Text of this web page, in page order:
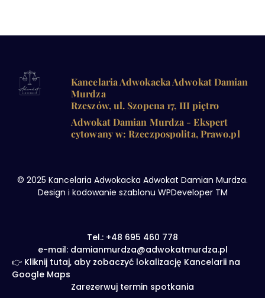
Kancelaria Adwokacka Adwokat Damian
Murdza
Rzeszów, ul. Szopena 17, III piętro
Adwokat Damian Murdza - Ekspert
cytowany w: Rzeczpospolita, Prawo.pl
© 2025 Kancelaria Adwokacka Adwokat Damian Murdza.
Design i kodowanie szablonu WPDeveloper TM
Tel.: +48 695 460 778
e-mail: damianmurdza@adwokatmurdza.pl
👉 Kliknij tutaj, aby zobaczyć lokalizację Kancelarii na
Google Maps
Zarezerwuj termin spotkania